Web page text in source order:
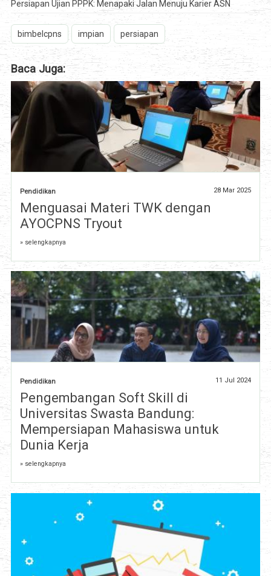
Persiapan Ujian PPPK: Menapaki Jalan Menuju Karier ASN
bimbelcpns impian persiapan
Baca Juga:
Pendidikan 28 Mar 2025
Menguasai Materi TWK dengan
AYOCPNS Tryout
» selengkapnya
Pendidikan 11 Jul 2024
Pengembangan Soft Skill di
Universitas Swasta Bandung:
Mempersiapan Mahasiswa untuk
Dunia Kerja
» selengkapnya